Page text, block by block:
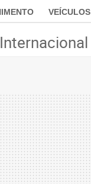
VEÍCULOS
Internacional